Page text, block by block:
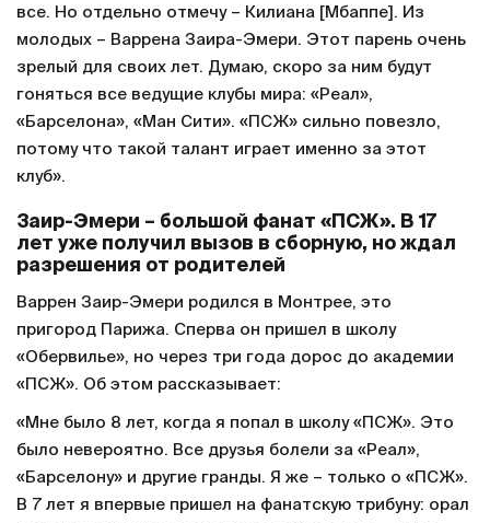
все. Но отдельно отмечу – Килиана [Мбаппе]. Из
молодых – Варрена Заира-Эмери. Этот парень очень
зрелый для своих лет. Думаю, скоро за ним будут
гоняться все ведущие клубы мира: «Реал»,
«Барселона», «Ман Сити». «ПСЖ» сильно повезло,
потому что такой талант играет именно за этот
клуб».
Заир-Эмери – большой фанат «ПСЖ». В 17
лет уже получил вызов в сборную, но ждал
разрешения от родителей
Варрен Заир-Эмери родился в Монтрее, это
пригород Парижа. Сперва он пришел в школу
«Обервилье», но через три года дорос до академии
«ПСЖ». Об этом рассказывает:
«Мне было 8 лет, когда я попал в школу «ПСЖ». Это
было невероятно. Все друзья болели за «Реал»,
«Барселону» и другие гранды. Я же – только о «ПСЖ».
В 7 лет я впервые пришел на фанатскую трибуну: орал